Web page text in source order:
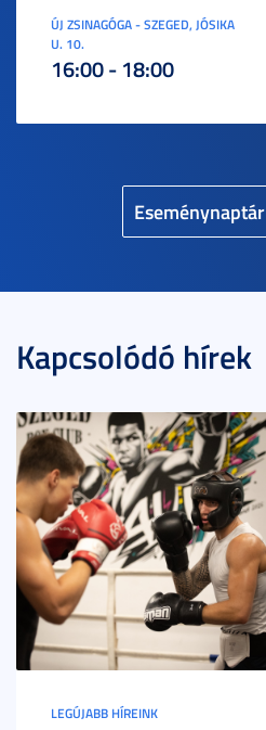
Eseménynaptár
ÚJ ZSINAGÓGA - SZEGED, JÓSIKA
U. 10.
16:00 - 18:00
Kapcsolódó hírek
LEGÚJABB HÍREINK